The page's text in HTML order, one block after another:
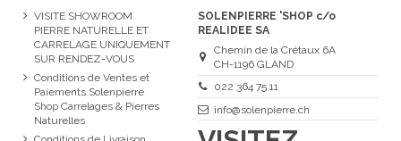
VISITE SHOWROOM
PIERRE NATURELLE ET
CARRELAGE UNIQUEMENT
SUR RENDEZ-VOUS
Conditions de Ventes et
Paiements Solenpierre
Shop Carrelages & Pierres
Naturelles
SOLENPIERRE 'SHOP c/o
REALIDEE SA
Chemin de la Crétaux 6A
CH-1196 GLAND
022 364 75 11
info@solenpierre.ch